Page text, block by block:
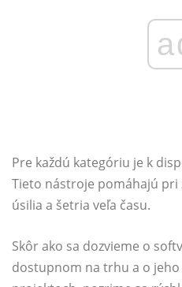
Pre každú kategóriu je k
Tieto nástroje pomáhajú pri
úsilia a šetria veľa času.
Skôr ako sa dozvieme o
dostupnom na trhu a o